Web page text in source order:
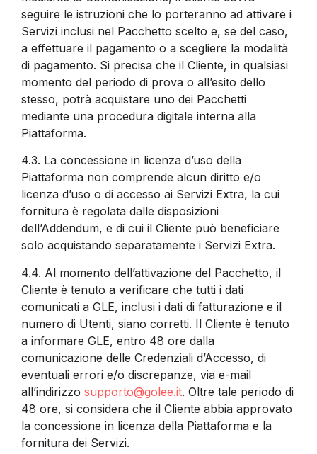
seguire le istruzioni che lo porteranno ad attivare i
Servizi inclusi nel Pacchetto scelto e, se del caso,
a effettuare il pagamento o a scegliere la modalità
di pagamento. Si precisa che il Cliente, in qualsiasi
momento del periodo di prova o all’esito dello
stesso, potrà acquistare uno dei Pacchetti
mediante una procedura digitale interna alla
Piattaforma.
4.3. La concessione in licenza d’uso della
Piattaforma non comprende alcun diritto e/o
licenza d’uso o di accesso ai Servizi Extra, la cui
fornitura è regolata dalle disposizioni
dell’Addendum, e di cui il Cliente può beneficiare
solo acquistando separatamente i Servizi Extra.
4.4. Al momento dell’attivazione del Pacchetto, il
Cliente è tenuto a verificare che tutti i dati
comunicati a GLE, inclusi i dati di fatturazione e il
numero di Utenti, siano corretti. Il Cliente è tenuto
a informare GLE, entro 48 ore dalla
comunicazione delle Credenziali d’Accesso, di
eventuali errori e/o discrepanze, via e-mail
all’indirizzo supporto@golee.it. Oltre tale periodo di
48 ore, si considera che il Cliente abbia approvato
la concessione in licenza della Piattaforma e la
fornitura dei Servizi.